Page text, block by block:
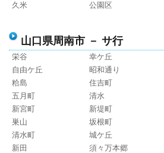
久米
公園区
山口県周南市 － サ行
栄谷 幸ケ丘
自由ケ丘
昭和通り
粭島
住吉町
五月町
清水
新宮町
新堤町
巣山
坂根町
清水町
城ケ丘
新田
須々万本郷